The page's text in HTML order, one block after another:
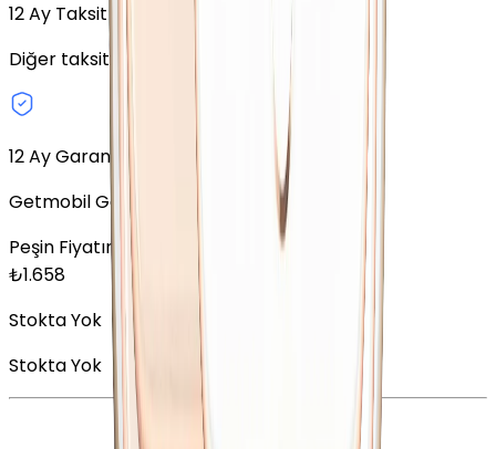
12Ay Taksit Seçeneği
Diğer taksit seçeneklerini keşfedin.
12 Ay Garanti
Getmobil Garantisi
Peşin Fiyatına 12
₺1.658
Stokta Yok
Stokta Yok